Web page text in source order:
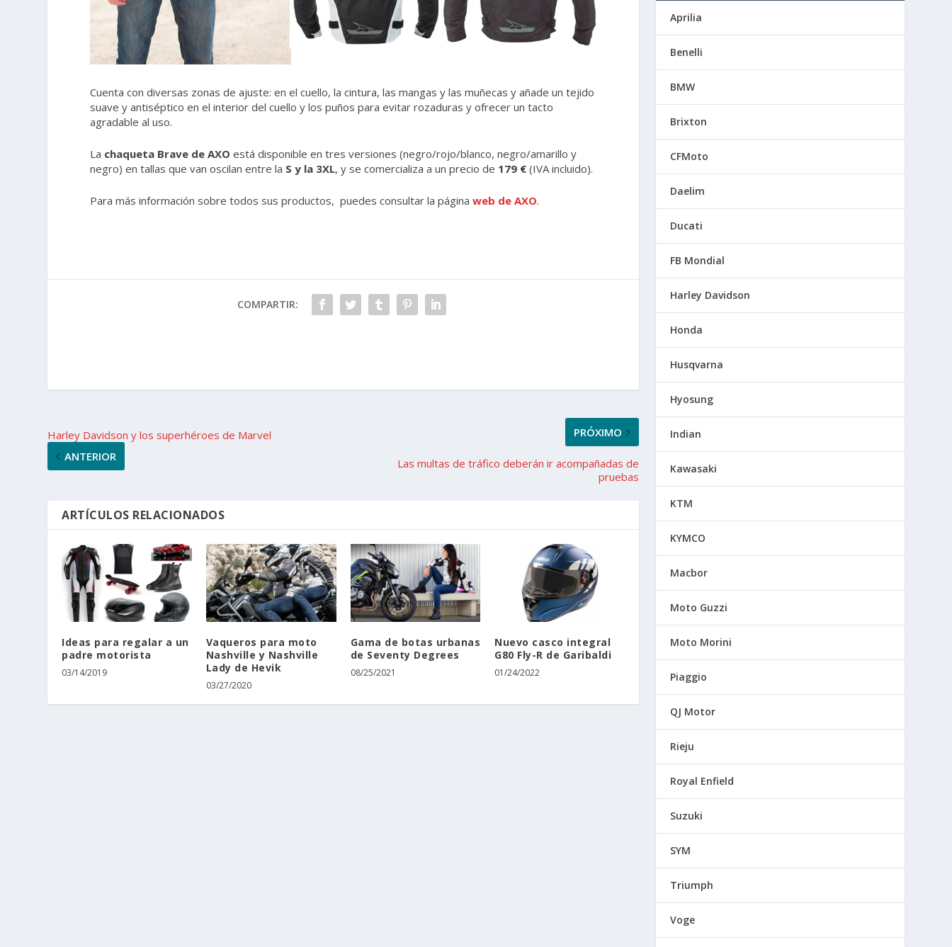
Cuenta con diversas zonas de ajuste: en el cuello, la cintura, las mangas y las muñecas y añade un tejido
suave y antiséptico en el interior del cuello y los puños para evitar rozaduras y ofrecer un tacto
agradable al uso.
La chaqueta Brave de AXO está disponible en tres versiones (negro/rojo/blanco, negro/amarillo y
negro) en tallas que van oscilan entre la S y la 3XL, y se comercializa a un precio de 179 € (IVA incluido).
Para más información sobre todos sus productos, puedes consultar la páginaweb de AXO.
COMPARTIR:
Harley Davidson y los superhéroes de Marvel
ANTERIOR
PRÓXIMO
Las multas de tráfico deberán ir acompañadas de
pruebas
ARTÍCULOS RELACIONADOS
Ideas para regalar a un
padre motorista
03/14/2019
Vaqueros para moto
Nashville y Nashville
Lady de Hevik
03/27/2020
Gama de botas urbanas
de Seventy Degrees
08/25/2021
Nuevo casco integral
G80 Fly-R de Garibaldi
01/24/2022
Aprilia
Benelli
BMW
Brixton
CFMoto
Daelim
Ducati
FB Mondial
Harley Davidson
Honda
Husqvarna
Hyosung
Indian
Kawasaki
KTM
KYMCO
Macbor
Moto Guzzi
Moto Morini
Piaggio
QJ Motor
Rieju
Royal Enfield
Suzuki
SYM
Triumph
Voge